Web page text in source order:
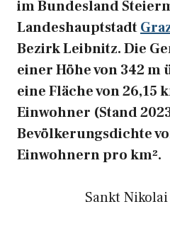
im Bundesland
Landeshauptstadt
Bezirk Leibnitz. Die
einer Höhe von 342 m
eine Fläche von 26,15
Einwohner (Stand
Bevölkerungsdichte
Einwohnern pro km².
Sankt